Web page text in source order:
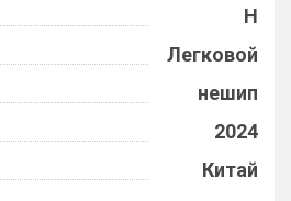
H
Легковой
нешип
2024
Китай